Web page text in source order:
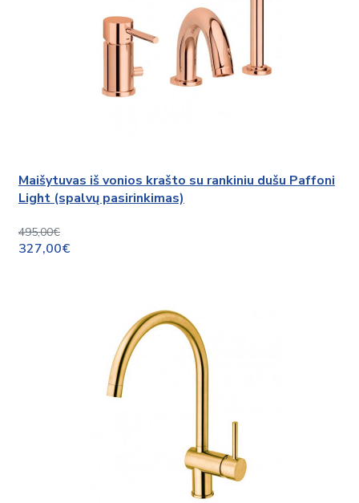
Maišytuvas iš vonios krašto su rankiniu dušu Paffoni
Light (spalvų pasirinkimas)
495,00€
327,00€